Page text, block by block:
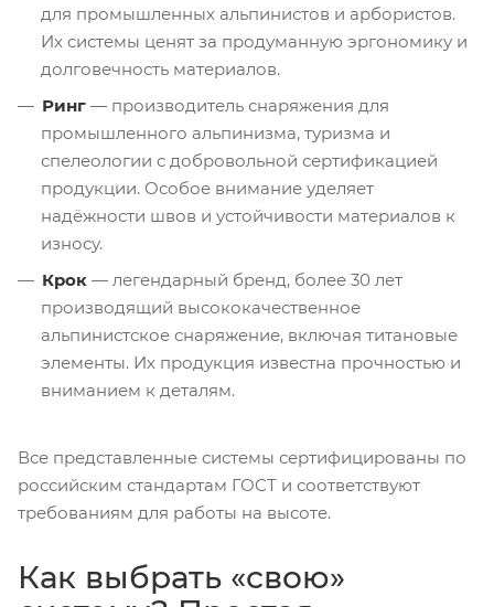
для промышленных альпинистов и арбористов.
Их системы ценят за продуманную эргономику и
долговечность материалов.
Ринг — производитель снаряжения для
промышленного альпинизма, туризма и
спелеологии с добровольной сертификацией
продукции. Особое внимание уделяет
надёжности швов и устойчивости материалов к
износу.
Крок — легендарный бренд, более 30 лет
производящий высококачественное
альпинистское снаряжение, включая титановые
элементы. Их продукция известна прочностью и
вниманием к деталям.
Все представленные системы сертифицированы по
российским стандартам ГОСТ и соответствуют
требованиям для работы на высоте.
Как выбрать «свою»